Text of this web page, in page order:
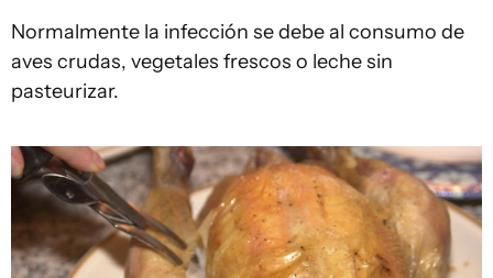
Normalmente la infección se debe al consumo de
aves crudas, vegetales frescos o leche sin
pasteurizar.